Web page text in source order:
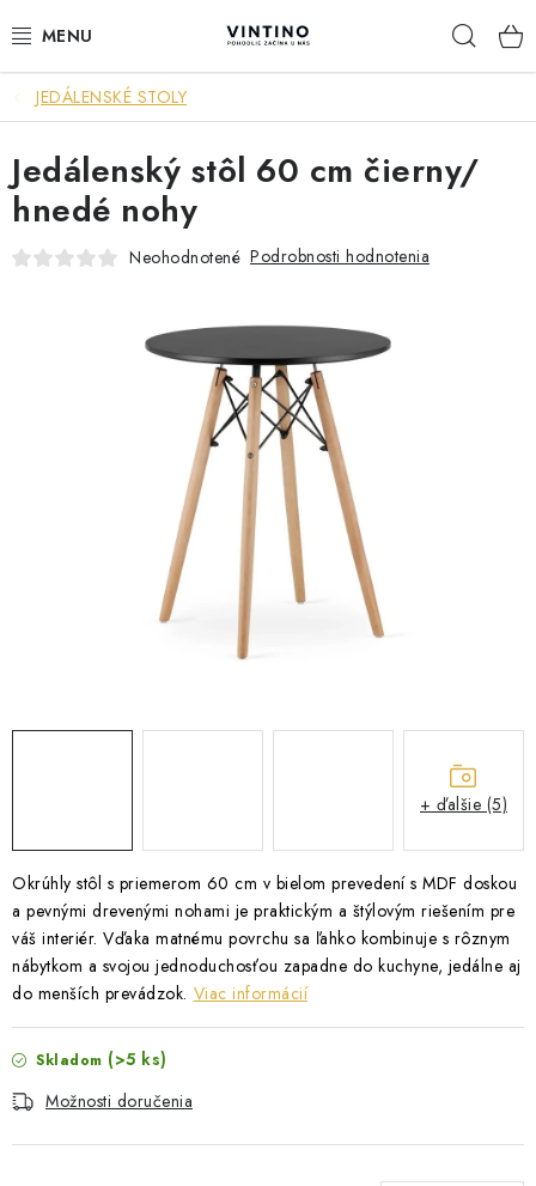
na
NÁBYTOK
VÝPREDAJ
ZÁVESNÉ HOJDACIE KRESLÁ
JEDÁLENSKÉ STOLY
JEDÁLENSKÉ STOLIČKY
ZÁHRADNÝ NÁBYTOK
STOJANY A REGÁLY
SKRIŇA NA TOPANKY
FAQ - NAJČASTEJŠIE OTÁZKY
Všeobecné obchodné podmienky
Reklamácia vrátenie tovaru
JEDÁLENSKÉ STOLY
Okrúhly stôl s priemerom 60 cm v bielom prevedení s MDF doskou
a pevnými drevenými nohami je praktickým a štýlovým riešením pre
váš interiér. Vďaka matnému povrchu sa ľahko kombinuje s rôznym
nábytkom a svojou jednoduchosťou zapadne do kuchyne, jedálne aj
do menších prevádzok. Viac informácií
Skladom (>5 ks)
Možnosti doručenia
Jedálenský stôl 60 cm čierny/
hnedé nohy
Neohodnotené Podrobnosti hodnotenia
+ ďalšie (5)